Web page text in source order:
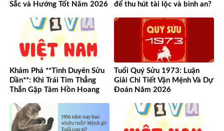
Sắc và Hướng Tốt Năm 2026
để thu hút tài lộc và bình an?
Khám Phá **Tình Duyên Sửu
Dần**: Khi Trái Tim Thẳng
Thắn Gặp Tâm Hồn Hoang
Tuổi Quý Sửu 1973: Luận
Giải Chi Tiết Vận Mệnh Và Dự
Đoán Năm 2026